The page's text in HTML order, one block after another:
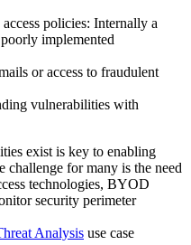
policies: Internally a
implemented
or access to fraudulent
vulnerabilities with
exist is key to enabling
challenge for many is the need
technologies, BYOD
security perimeter
Analysis use case